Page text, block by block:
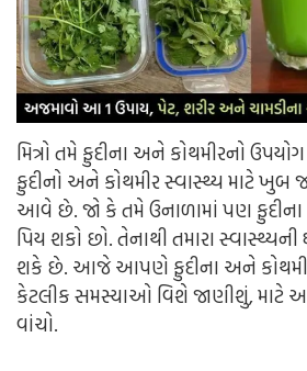
મિત્રો તમે ફુદીના અને કોથમીરનો
ફુદીનો અને કોથમીર સ્વાસ્થ્ય માટે ખુબ જ
આવે છે. જો કે તમે ઉનાળામાં પણ ફુદીના
પિય શકો છો. તેનાથી તમારા
શકે છે. આજે આપણે ફુદીના અને
કેટલીક સમસ્યાઓ વિશે જાણીશું,
વાંચો.